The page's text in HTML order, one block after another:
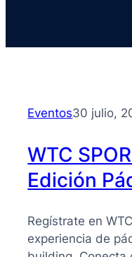
Eventos30 julio,
WTC
Edición
Regístrate en
experiencia de